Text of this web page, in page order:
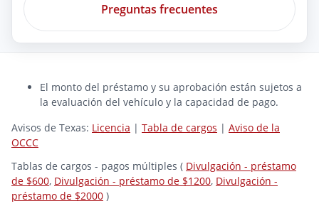
Preguntas frecuentes
El monto del préstamo y su aprobación están sujetos a
la evaluación del vehículo y la capacidad de pago.
Avisos de Texas: Licencia | Tabla de cargos | Aviso de la
OCCC
Tablas de cargos - pagos múltiples ( Divulgación - préstamo
de $600, Divulgación - préstamo de $1200, Divulgación -
préstamo de $2000 )